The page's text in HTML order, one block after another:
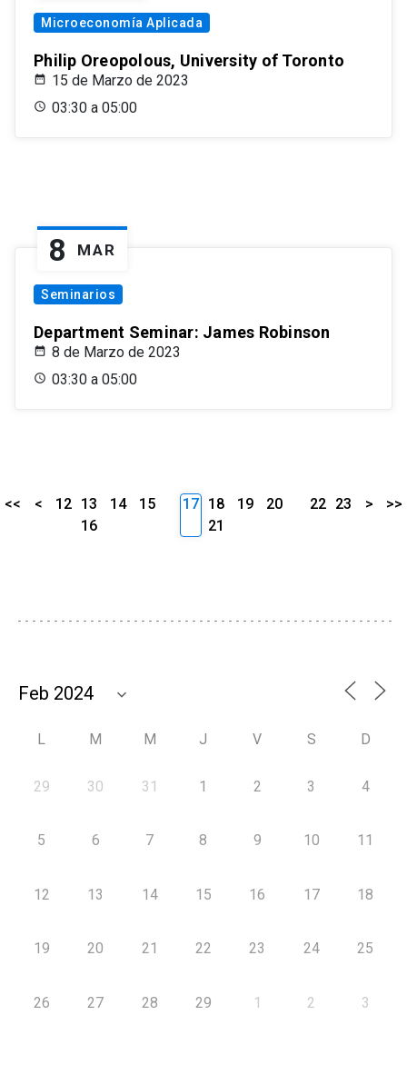
Microeconomía Aplicada
Philip Oreopolous, University of Toronto
15 de Marzo de 2023
03:30 a 05:00
8 MAR
Seminarios
Department Seminar: James Robinson
8 de Marzo de 2023
03:30 a 05:00
<< < 12 13 14
15
16
17 18 19
20
21
22 23 > >>
L M M J V S D
29 30 31 1 2 3 4
5 6 7 8 9 10 11
12 13 14 15 16 17 18
19 20 21 22 23 24 25
26 27 28 29 1 2 3